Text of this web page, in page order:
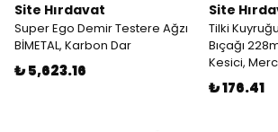
Site Hırdavat
Super Ego Demir Testere Ağzı
BİMETAL, Karbon Dar
₺ 5,623.16
Site
Tilki
Bıçağı
Kesici,
₺ 176.41